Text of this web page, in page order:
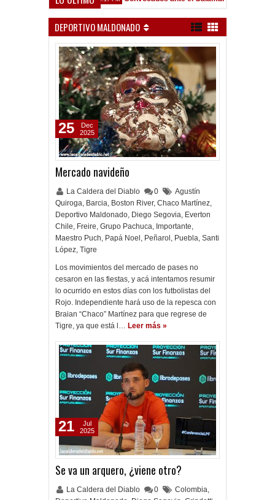
DEPORTIVO MALDONADO
Mercado navideño
La Caldera del Diablo 0
Agustín
Quiroga, Barcia, Boston River, Chaco Martínez,
Deportivo Maldonado, Diego Segovia, Everton
Chile, Freire, Grupo Pachuca, Importante,
Maestro Puch, Papá Noel , Peñarol , Puebla, Santi
López, Tigre
Los movimientos del mercado de pases no
cesaron en las fiestas, y acá intentamos resumir
lo ocurrido en estos días con los futbolistas del
Rojo. Independiente hará uso de la repesca con
Braian “Chaco” Martínez para que regrese de
Tigre, ya que está l… Leer más »
25
Dec
2025
Se va un arquero, ¿viene otro?
La Caldera del Diablo 0 Colombia,
21
Jul
2025